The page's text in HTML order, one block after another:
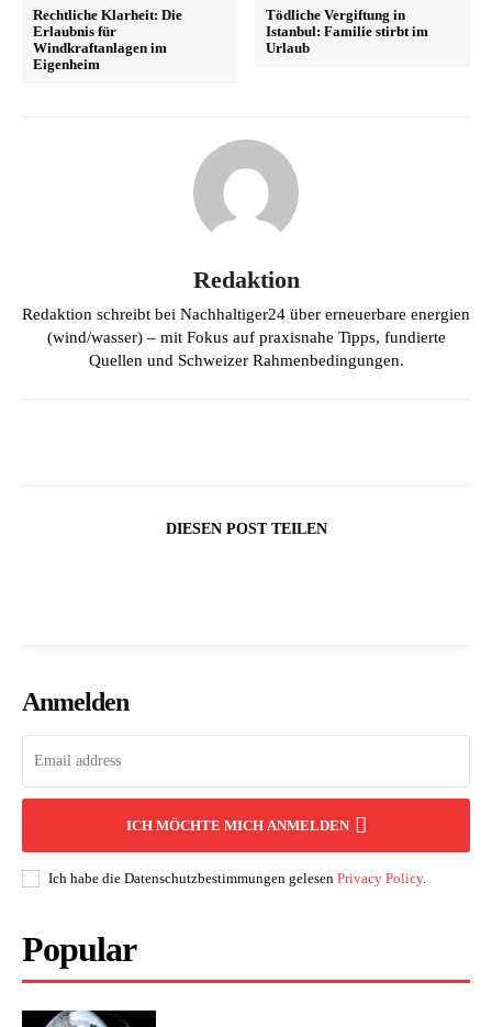
Rechtliche Klarheit: Die
Erlaubnis für
Windkraftanlagen im
Eigenheim
Tödliche Vergiftung in
Istanbul: Familie stirbt im
Urlaub
Redaktion
Redaktion schreibt bei Nachhaltiger24 über erneuerbare energien
(wind/wasser) – mit Fokus auf praxisnahe Tipps, fundierte
Quellen und Schweizer Rahmenbedingungen.
DIESEN POST TEILEN
Anmelden
ICH MÖCHTE MICH ANMELDEN
Ich habe die Datenschutzbestimmungen gelesen Privacy Policy.
Popular